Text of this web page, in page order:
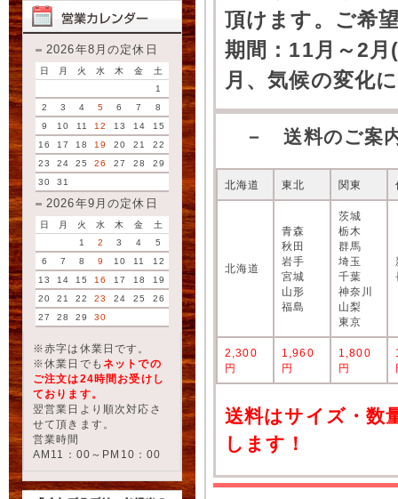
2026年8月の定休日
日 月 火 水 木 金
土
1
2
3 4 5 6 7
8
9
10 11 12 13 14
15
16
17 18 19 20 21
22
23
24 25 26 27 28
29
30
31
2026年9月の定休日
日 月 火 水 木 金
土
1
2 3 4
5
6
7 8 9 10 11
12
13
14 15 16 17 18
19
20
21 22 23 24 25
26
27
28 29 30
※赤字は休業日です。
※休業日でも ネットでの
ご注文は24時間お受けし
ております。
翌営業日より順次対応さ
せて頂きます。
営業時間
AM11：00～PM10：00
頂けます。ご希
期間：11月～2
月、気候の変化
－ 送料のご案
北海道 東北 関東
北海道
青森
秋田
岩手
宮城
山形
福島
茨城
栃木
群馬
埼玉
千葉
神奈川
山梨
東京
2,300
円
1,960
円
1,800
円
送料はサイズ・数
します！